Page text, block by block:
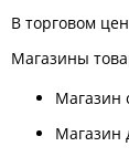
В торговом
Магазины
Магазин
Магазин